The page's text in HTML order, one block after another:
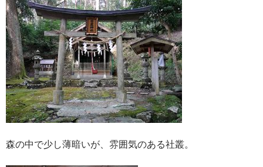
森の中で少し薄暗いが、雰囲気のある社叢。